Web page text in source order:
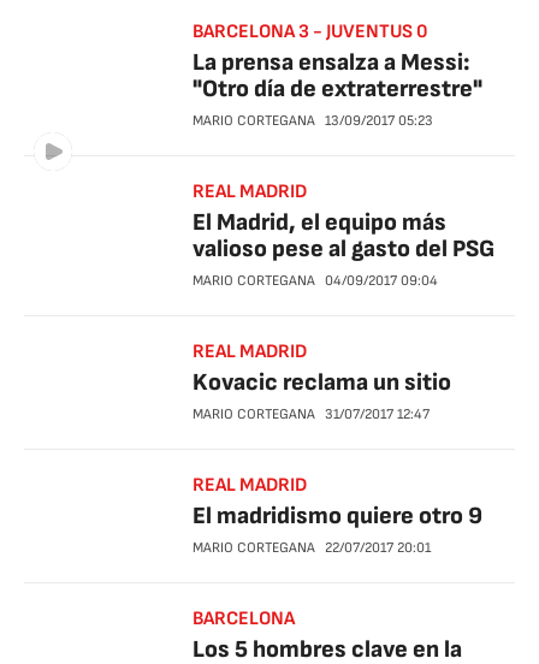
BARCELONA 3 - JUVENTUS 0
La prensa ensalza a Messi:
"Otro día de extraterrestre"
MARIO CORTEGANA 13/09/2017 05:23
REAL MADRID
El Madrid, el equipo más
valioso pese al gasto del PSG
MARIO CORTEGANA 04/09/2017 09:04
REAL MADRID
Kovacic reclama un sitio
MARIO CORTEGANA 31/07/2017 12:47
REAL MADRID
El madridismo quiere otro 9
MARIO CORTEGANA 22/07/2017 20:01
BARCELONA
Los 5 hombres clave en la